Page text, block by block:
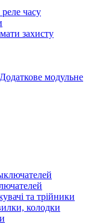
часу
захисту
Додаткове модульне
та трійники
колодки